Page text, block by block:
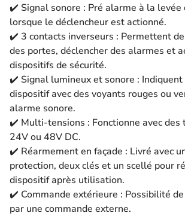
✔️ Signal sonore : Pré alarme à la levée
lorsque le déclencheur est actionné.
✔️ 3 contacts inverseurs : Permettent
des portes, déclencher des alarmes et
dispositifs de sécurité.
✔️ Signal lumineux et sonore : Indiquent
dispositif avec des voyants rouges ou
alarme sonore.
✔️ Multi-tensions : Fonctionne avec des
24V ou 48V DC.
✔️ Réarmement en façade : Livré avec
protection, deux clés et un scellé pour
dispositif après utilisation.
✔️ Commande extérieure : Possibilité
par une commande externe.